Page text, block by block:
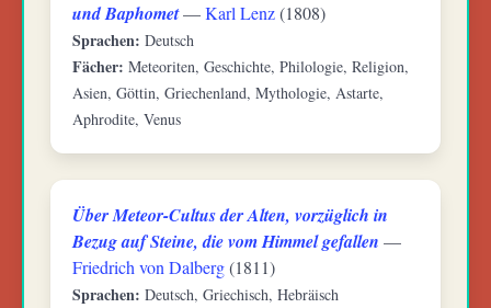
und Baphomet—Karl Lenz(1808)
Sprachen: Deutsch
Fächer: Meteoriten, Geschichte, Philologie, Religion,
Asien, Göttin, Griechenland, Mythologie, Astarte,
Aphrodite, Venus
Über Meteor-Cultus der Alten, vorzüglich in
Bezug auf Steine, die vom Himmel gefallen —
Friedrich von Dalberg(1811)
Sprachen: Deutsch, Griechisch, Hebräisch